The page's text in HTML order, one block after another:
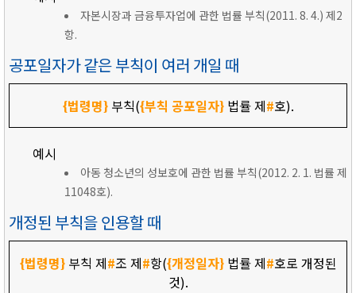
자본시장과 금융투자업에 관한 법률 부칙(2011. 8. 4.) 제2
항.
공포일자가 같은 부칙이 여러 개일 때
{법령명}부칙({부칙 공포일자}법률 제#호).
예시
아동 청소년의 성보호에 관한 법률 부칙(2012. 2. 1. 법률 제
11048호).
개정된 부칙을 인용할 때
{법령명}부칙 제#조 제#항({개정일자}법률 제#호로 개정된
것).